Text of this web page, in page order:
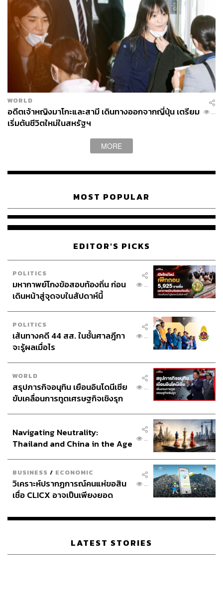
นอกจากนี้บรรดาสมาชิกราชวงศ์ทั้งหลายส่วนใหญ่มักจะ
ทรงมีแต่พระราชธิดา ซึ่งเจ้าชายนะรุฮิโตะ มกุฎราชกุมาร
แห่งญี่ปุ่น (Naruhito, Crown Prince of Japan) ที่กำลังจะขึ้น
ครองราชย์เป็นพระจักรพรรดิพระองค์ที่ 126 ต่อจากพระราช
บิดาก็ทรงมีเพียงพระราชธิดา 1 พระองค์เท่านั้น ซึ่งอาจจะส่ง
ผลกระทบโดยตรงต่อตัวสถาบันฯ ในอนาคตอย่างหลีกเลี่ยงไม่
ได้ จนเกิดเป็นข้อถกเถียงกันว่า ถึงเวลาแล้วหรือยังที่จะมีการ
เปลี่ยนแปลงกฎมณเฑียรบาลให้ผู้หญิงมีสิทธิขึ้นครองราชย์
โดยในวันอาทิตย์นี้ (3 กันยายน) มีการคาดการณ์ว่า
สมเด็จพระจักรพรรดิจะทรงดำเนินการตามขั้นตอนของ
โบราณราชประเพณีของญี่ปุ่นในการยินยอมให้พระราช
โดยจะมีขึ้นในปี 2018 หลังจากนั้นเจ้าหญิงมาโกะและนาย
WORLD
อดีตเจ้าหญิงมาโกะและสามี เดินทางออกจากญี่ปุ่น เตรียม
เริ่มต้นชีวิตใหม่ในสหรัฐฯ
...
MORE
MOST POPULAR
EDITOR'S PICKS
POLITICS
มหากาพย์โกงข้อสอบท้องถิ่น ก่อน
เดินหน้าสู่จุดจบในสัปดาห์นี้
...
POLITICS
เส้นทางคดี 44 สส. ในชั้นศาลฎีกา
จะรู้ผลเมื่อไร
...
WORLD
สรุปภารกิจอนุทิน เยือนอินโดนีเซีย
ขับเคลื่อนการทูตเศรษฐกิจเชิงรุก
...
Navigating Neutrality:
Thailand and China in the Age
...
BUSINESS / ECONOMIC
วิเคราะห์ปรากฏการณ์คนแห่ขอสิน
เชื่อ CLICX อาจเป็นเพียงยอด
เรือนไทยที่ถูกซุกไว้
...
LATEST STORIES